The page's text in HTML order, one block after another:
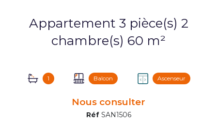
Appartement 3 pièce(s) 2
chambre(s) 60 m²
1 Balcon Ascenseur
Nous consulter
Réf SAN1506